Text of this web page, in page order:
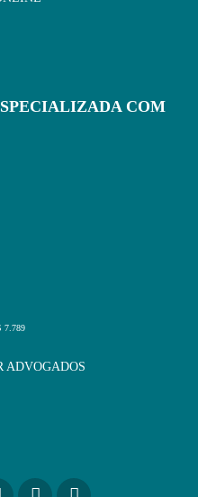
COM
7.789
ADVOGADOS